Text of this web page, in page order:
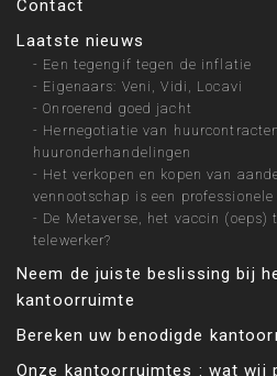
Contact
Laatste nieuws
- Een tegengif tegen de inflatie
- Eigenaars: Veni, Vidi, Locavi
-Onroerend goed jacht
- Hernegotiatie van
huuronderhandelingen
- Het verkopen en kopen van
vennootschap is een
- De Metaverse, het vaccin (oeps)
telewerker?
Neem de juiste beslissing bij
kantoorruimte
Bereken uw benodigde
Onze kantoorruimtes : wat wij